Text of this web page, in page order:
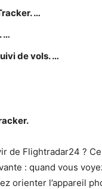
…
…
devols. …
de Flightradar24 ?
: quand vous
orienter l’appareil